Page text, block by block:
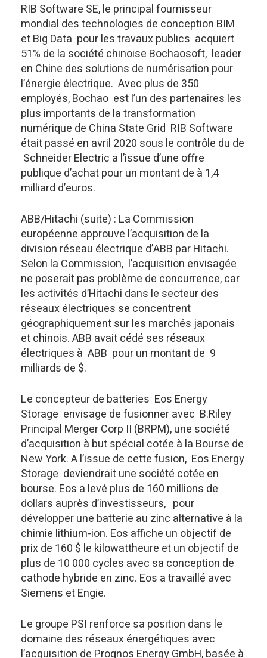
RIB Software SE, le principal fournisseur
mondial des technologies de conception BIM
et Big Data pour les travaux publics acquiert
51% de la société chinoise Bochaosoft, leader
en Chine des solutions de numérisation pour
l’énergie électrique. Avec plus de 350
employés, Bochao est l’un des partenaires les
plus importants de la transformation
numérique de China State Grid RIB Software
était passé en avril 2020 sous le contrôle du de
Schneider Electric a l’issue d’une offre
publique d’achat pour un montant de à 1,4
milliard d’euros.
ABB/Hitachi (suite) : La Commission
européenne approuve l’acquisition de la
division réseau électrique d’ABB par Hitachi.
Selon la Commission, l’acquisition envisagée
ne poserait pas problème de concurrence, car
les activités d’Hitachi dans le secteur des
réseaux électriques se concentrent
géographiquement sur les marchés japonais
et chinois. ABB avait cédé ses réseaux
électriques à ABB pour un montant de 9
milliards de $.
Le concepteur de batteries Eos Energy
Storage envisage de fusionner avec B.Riley
Principal Merger Corp II (BRPM), une société
d’acquisition à but spécial cotée à la Bourse de
New York. A l’issue de cette fusion, Eos Energy
Storage deviendrait une société cotée en
bourse. Eos a levé plus de 160 millions de
dollars auprès d’investisseurs, pour
développer une batterie au zinc alternative à la
chimie lithium-ion. Eos affiche un objectif de
prix de 160 $ ​​le kilowattheure et un objectif de
plus de 10 000 cycles avec sa conception de
cathode hybride en zinc. Eos a travaillé avec
Siemens et Engie.
Le groupe PSI renforce sa position dans le
domaine des réseaux énergétiques avec
l’acquisition de Prognos Energy GmbH, basée à